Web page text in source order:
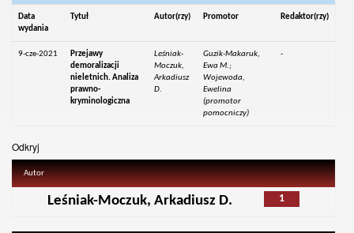
Data
wydania
Tytuł Autor(rzy) Promotor Redaktor(rzy)
9-cze-2021
Przejawy
demoralizacji
nieletnich. Analiza
prawno-
kryminologiczna
Leśniak-
Moczuk,
Arkadiusz
D.
Guzik-Makaruk,
Ewa M.;
Wojewoda,
Ewelina
(promotor
pomocniczy)
-
Odkryj
Autor
1
Leśniak-Moczuk, Arkadiusz D.